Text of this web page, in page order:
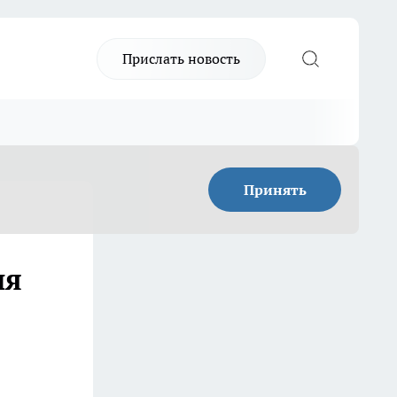
Прислать новость
Принять